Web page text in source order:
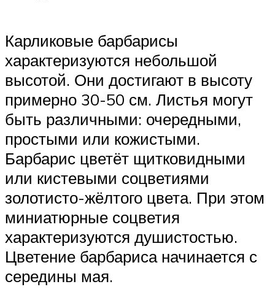
Карликовые барбарисы
характеризуются небольшой
высотой. Они достигают в высоту
примерно 30-50 см. Листья могут
быть различными: очередными,
простыми или кожистыми.
Барбарис цветёт щитковидными
или кистевыми соцветиями
золотисто-жёлтого цвета. При этом
миниатюрные соцветия
характеризуются душистостью.
Цветение барбариса начинается с
середины мая.